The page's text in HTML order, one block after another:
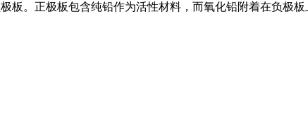
板。正极板包含纯铅作为活性材料，而氧化铅附着在负极